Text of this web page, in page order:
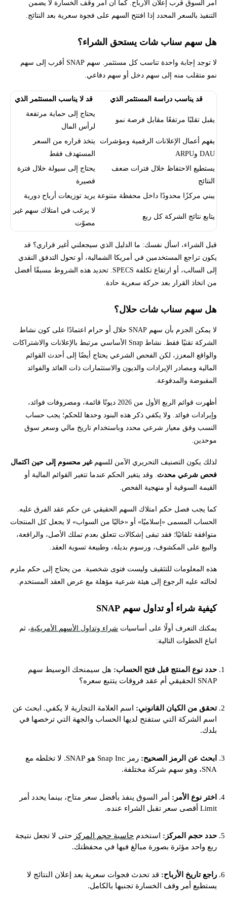
أمر السوق قرب إعلان الأرباح. كما أن أمر وقف الخسارة لا يضمن
التنفيذ بالسعر المحدد إذا افتتح السهم على فجوة سعرية بعد النتائج.
هل سهم سناب شات يستحق الشراء؟
لا توجد إجابة واحدة تناسب كل مستثمر. سهم SNAP أقرب إلى سهم
نمو متقلب منه إلى سهم دخل أو سهم دفاعي.
قد يناسب دراسة المستثمر الذي قد لا يناسب المستثمر الذي
يقبل تقلبًا مرتفعًا مقابل فرصة نمو
يحتاج إلى حماية مرتفعة
لرأس المال
يفهم أعمال الإعلانات الرقمية ومؤشرات
DAU وARPU
يتخذ قراره من السعر
المستهدف فقط
يستطيع الاحتفاظ خلال فترات ضعف
النتائج
يحتاج إلى سيولة خلال فترة
قصيرة
يبني مركزًا محدودًا داخل محفظة متنوعة يريد توزيعات أرباح دورية
يتابع نتائج الشركة كل ربع
لا يرغب في امتلاك سهم غير
مصوّت
قبل الشراء، اسأل نفسك: ما الدليل الذي سيجعلني أغير قراري؟ قد
يكون تراجع المستخدمين في أمريكا الشمالية، أو تحول التدفق النقدي
إلى السالب، أو ارتفاع تكلفة SPECS. تحديد هذه الشروط مسبقًا أفضل
من اتخاذ القرار بعد حركة سعرية حادة.
هل سهم سناب شات حلال؟
لا يمكن الجزم بأن سهم SNAP حلال أو حرام اعتمادًا على كون نشاط
الشركة تقنيًا فقط. نشاط Snap الأساسي مرتبط بالإعلانات والاشتراكات
والواقع المعزز، لكن الفحص الشرعي يحتاج أيضًا إلى أحدث القوائم
المالية ومصادر الإيرادات والديون والاستثمارات ذات العائد والفوائد
المقبوضة والمدفوعة.
أظهرت قوائم الربع الأول من 2026 ديونًا قائمة، ومصروفات فوائد،
وإيرادات فوائد. ولا يكفي ذكر هذه البنود وحدها للحكم؛ يجب حساب
النسب وفق معيار شرعي محدد وباستخدام تاريخ مالي وسعر سوق
موحدين.
لذلك يكون التصنيف التحريري الآمن للسهمغير محسوم إلى حين اكتمال
فحص شرعي محدث . وقد يتغير الحكم عندما تتغير القوائم المالية أو
القيمة السوقية أو منهجية الفحص.
كما يجب فصل حكم امتلاك السهم الحقيقي عن حكم عقد الفرق عليه.
الحساب المسمى «إسلاميًا» أو «خاليًا من السواب» لا يجعل كل المنتجات
متوافقة تلقائيًا؛ فقد تبقى إشكالات تتعلق بعدم تملك الأصل، والرافعة،
والبيع على المكشوف، ورسوم بديلة، وطبيعة تسوية العقد.
هذه المعلومات للتثقيف وليست فتوى شخصية. من يحتاج إلى حكم ملزم
لحالته عليه الرجوع إلى هيئة شرعية مؤهلة مع عرض العقد المستخدم.
كيفية شراء أو تداول سهم SNAP
يمكنك التعرف أولًا على أساسيات شراء وتداول الأسهم الأمريكية، ثم
اتباع الخطوات التالية:
حدد نوع المنتج قبل فتح الحساب: هل سيمنحك الوسيط سهم
SNAP الحقيقي أم عقد فروقات يتتبع سعره؟
تحقق من الكيان القانوني: اسم العلامة التجارية لا يكفي. ابحث عن
اسم الشركة التي ستفتح لديها الحساب والجهة التي ترخصها في
بلدك.
ابحث عن الرمز الصحيح:
رمز Snap Inc هو SNAP. لا تخلطه مع
SNA، وهو سهم شركة مختلفة.
اختر نوع الأمر: أمر السوق ينفذ بأفضل سعر متاح، بينما يحدد أمر
Limit أقصى سعر تقبل الشراء عنده.
حدد حجم المركز: استخدم حاسبة حجم المركز حتى لا تجعل نتيجة
ربع واحد مؤثرة بصورة مبالغ فيها في محفظتك.
راجع تاريخ الأرباح: قد تحدث فجوات سعرية بعد إعلان النتائج لا
يستطيع أمر وقف الخسارة تجنبها بالكامل.